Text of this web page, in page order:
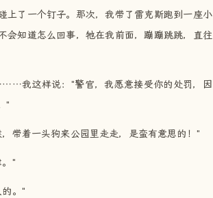
了一个钉子。那次，我带了雷克斯跑到一座小
知道怎么回事，牠在我前面，蹦蹦跳跳，直往
我这样说："警官，我愿意接受你的处罚，因
"
带着一头狗来公园里走走，是蛮有意思的！"
。"
。"